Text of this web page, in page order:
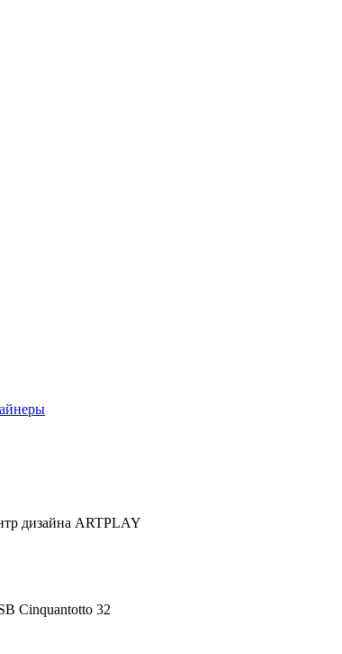
дизайна ARTPLAY
Cinquantotto 32